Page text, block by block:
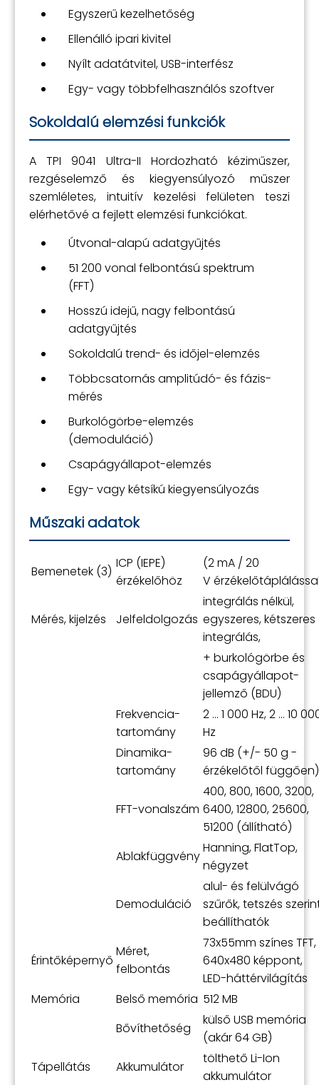
Egyszerű kezelhetőség
Ellenálló ipari kivitel
Nyílt adatátvitel, USB-interfész
Egy- vagy többfelhasználós szoftver
Sokoldalú elemzési funkciók
A TPI 9041 Ultra-II Hordozható kéziműszer,
rezgéselemző és kiegyensúlyozó műszer
szemléletes, intuitív kezelési felületen teszi
elérhetővé a fejlett elemzési funkciókat.
Útvonal-alapú adatgyűjtés
51 200 vonal felbontású spektrum
(FFT)
Hosszú idejű, nagy felbontású
adatgyűjtés
Sokoldalú trend- és időjel-elemzés
Többcsatornás amplitúdó- és fázis-
mérés
Burkológörbe-elemzés
(demoduláció)
Csapágyállapot-elemzés
Egy- vagy kétsíkú kiegyensúlyozás
Műszaki adatok
Bemenetek (3)
ICP (IEPE)
érzékelőhöz
(2 mA / 20
V
Mérés, kijelzés Jelfeldolgozás
integrálás nélkül,
egyszeres, kétszeres
integrálás,
+ burkológörbe és
csapágyállapot-
jellemző (BDU)
Frekvencia-
tartomány
2 ... 1 000 Hz, 2 ... 10
Hz
Dinamika-
tartomány
96 dB (+/- 50 g -
érzékelőtől függően)
FFT-vonalszám
400, 800, 1600, 3200,
6400, 12800, 25600,
51200 (állítható)
Ablakfüggvény
Hanning, FlatTop,
négyzet
Demoduláció
alul- és felülvágó
szűrők, tetszés
beállíthatók
Érintőképernyő
Méret,
felbontás
73x55mm színes TFT,
640x480 képpont,
LED-háttérvilágítás
Memória
Belső memória 512 MB
Bővíthetőség
külső USB memória
(akár 64 GB)
Tápellátás
Akkumulátor
tölthető Li-Ion
akkumulátor